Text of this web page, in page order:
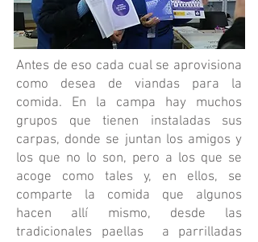
Antes de eso cada cual se aprovisiona
como desea de viandas para la
comida. En la campa hay muchos
grupos que tienen instaladas sus
carpas, donde se juntan los amigos y
los que no lo son, pero a los que se
acoge como tales y, en ellos, se
comparte la comida que algunos
hacen allí mismo, desde las
tradicionales paellas a parrilladas